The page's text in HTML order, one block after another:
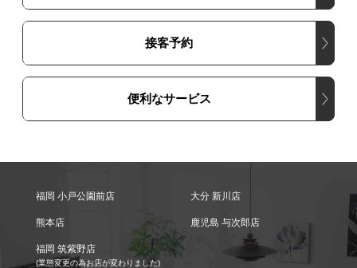
接客予約
便利なサービス
福岡 小戸公園前店 大分 新川店
熊本店 鹿児島 与次郎店
福岡 筑紫野店
(業態変更の為お店が変わりました)